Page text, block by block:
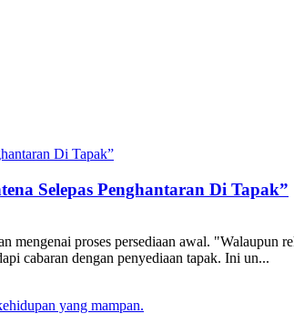
Selepas Penghantaran Di Tapak”
proses persediaan awal. "Walaupun
cabaran dengan penyediaan tapak. Ini un...